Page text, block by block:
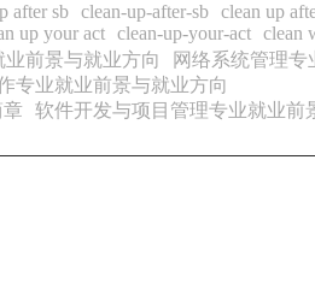
after sb clean-up-after-sb clean up
up your act clean-up-your-act clean
前景与就业方向
网络系统管理
专业就业前景与就业方向
软件开发与项目管理专业就业前